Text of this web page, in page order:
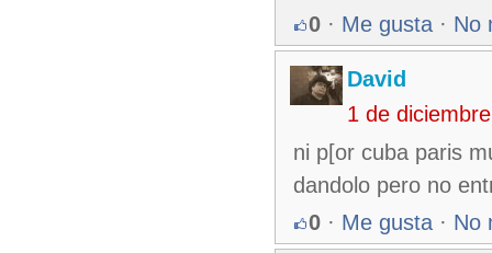
0 · Me gusta · No
David
1 de
ni p[or cuba paris
dandolo pero no
0 · Me gusta · No